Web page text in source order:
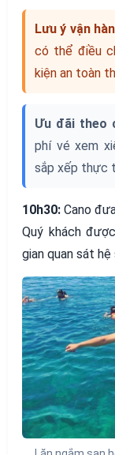
Lưu ý vận
có thể điều
kiện an toàn
Ưu đãi theo
phí vé xem
sắp xếp thực
10h30: Cano
Quý khách
gian quan sát